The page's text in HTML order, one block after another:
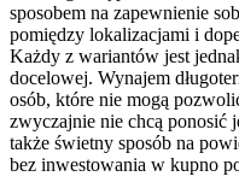
sposobem na zapewnienie
pomiędzy lokalizacjami i
Każdy z wariantów jest
docelowej. Wynajem
osób, które nie mogą
zwyczajnie nie chcą ponosić
także świetny sposób na
bez inwestowania w kupno